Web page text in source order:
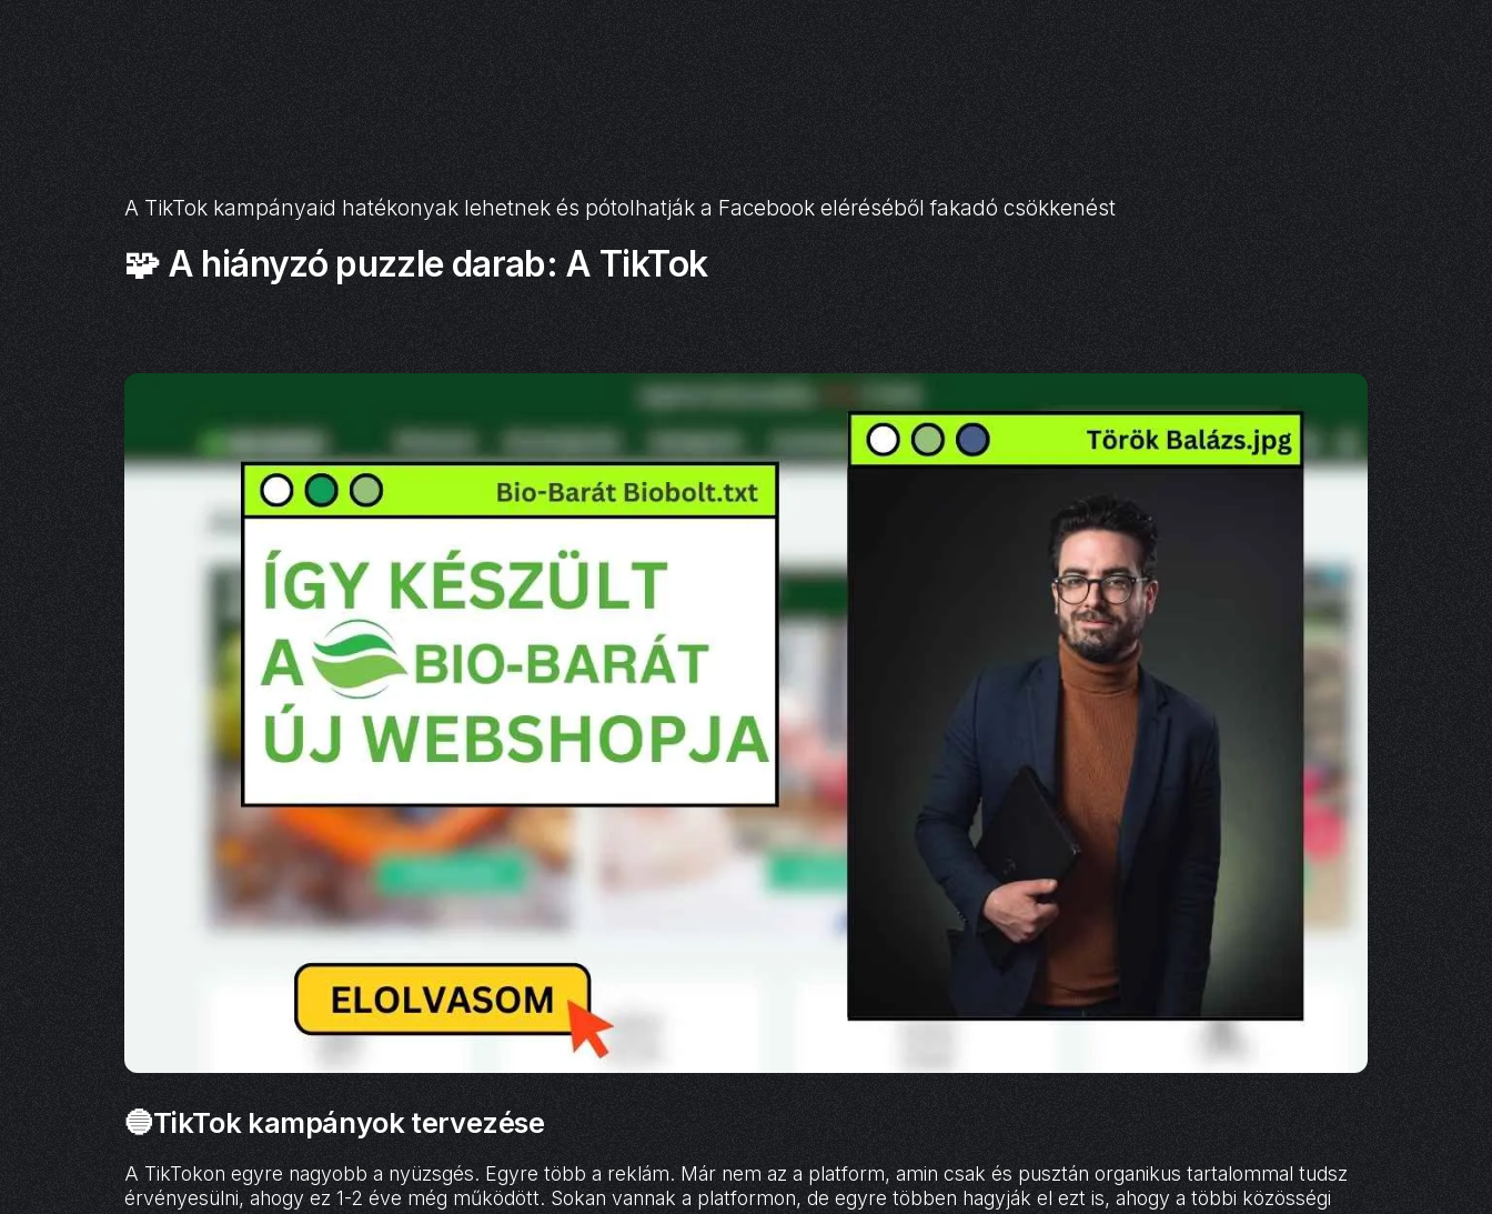
A TikTok kampányaid hatékonyak lehetnek és pótolhatják a Facebook eléréséből fakadó csökkenést
🧩 A hiányzó puzzle darab: A TikTok
🔵TikTok kampányok tervezése
A TikTokon egyre nagyobb a nyüzsgés. Egyre több a reklám. Már nem az a platform, amin csak és pusztán organikus tartalommal tudsz
érvényesülni, ahogy ez 1-2 éve még működött. Sokan vannak a platformon, de egyre többen hagyják el ezt is, ahogy a többi közösségi